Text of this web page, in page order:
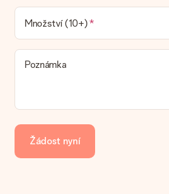
Jaké možnosti doručení si mohu
V současné době není možné zvolit
který chcete objednat, je buď odeslán
doručování poštovní schránky. Chcete
možnost spadá vaše objednávka?
zákaznický servis.
Jak mohu zaplatit objednávku?
kartu, fakturu přes Klarna nebo ruční
převodu platby prosím vezměte v
navíc.
Množství (10+)
Poznámka
Žádost nyní